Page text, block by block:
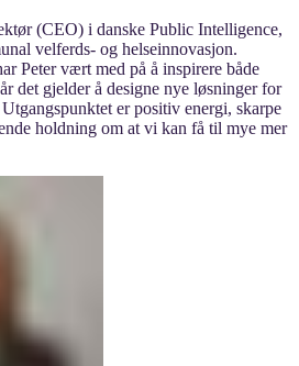
(CEO) i danske Public Intelligence,
velferds- og helseinnovasjon.
Peter vært med på å inspirere både
det gjelder å designe nye løsninger for
er positiv energi, skarpe
holdning om at vi kan få til mye mer